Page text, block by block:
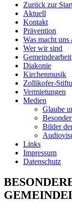
Zurück zur
Aktuell
Kontakt
Prävention
Was macht uns
Wer wir sind
Gemeindearbeit
Diakonie
Kirchenmusik
Zollikofer-
Vermietungen
Medien
Glaube
Bilder
Links
Impressum
Datenschutz